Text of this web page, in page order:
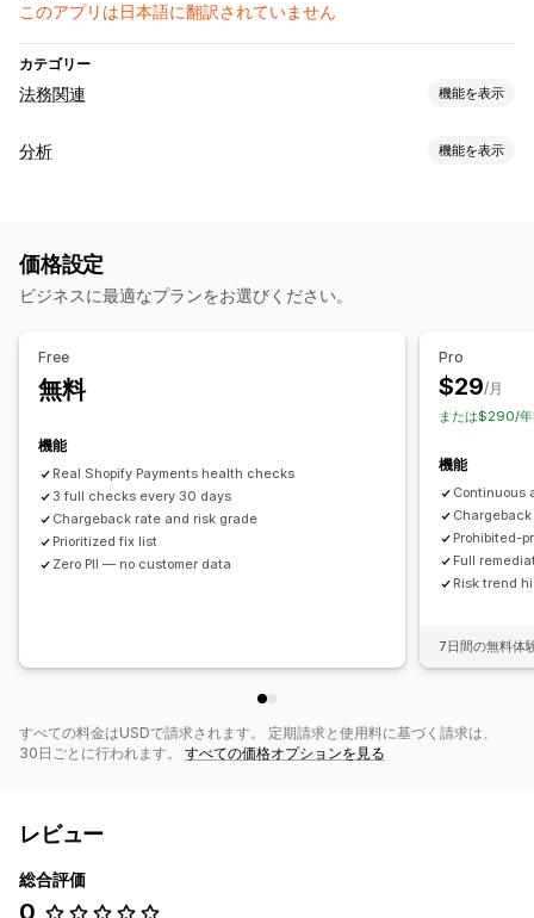
このアプリは日本語に翻訳されていません
カテゴリー
法務関連 機能を表示
コンプライアンス
分析 機能を表示
価格設定
ビジネスに最適なプランをお選びください。
Free
無料
機能
Real Shopify Payments health checks
3 full checks every 30 days
Chargeback rate and risk grade
Prioritized fix list
Zero PII — no customer data
Pro
$29/月
または$290/年
機能
Continuous
Prohibited-
Full
Risk trend
7日間の無料体
すべての料金はUSDで請求されます。 定期請求と使用料に基づく請求は、
30日ごとに行われます。 すべての価格オプションを見る
レビュー
総合評価